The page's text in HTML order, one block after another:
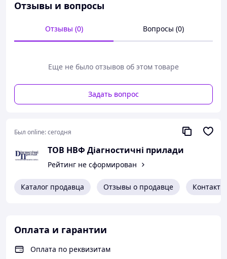
Отзывы и вопросы
Отзывы (0) Вопросы (0)
Еще не было отзывов об этом товаре
Задать вопрос
Был online:сегодня
ТОВ НВФ Діагностичні прилади
Рейтинг не сформирован
Каталог продавца Отзывы о продавце Контакты
Оплата и гарантии
Оплата по реквизитам